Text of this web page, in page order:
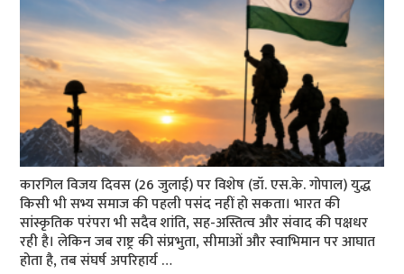
कारगिल विजय दिवस (26 जुलाई) पर विशेष (डॉ. एस.के. गोपाल) युद्ध
किसी भी सभ्य समाज की पहली पसंद नहीं हो सकता। भारत की
सांस्कृतिक परंपरा भी सदैव शांति, सह-अस्तित्व और संवाद की पक्षधर
रही है। लेकिन जब राष्ट्र की संप्रभुता, सीमाओं और स्वाभिमान पर आघात
होता है, तब संघर्ष अपरिहार्य …